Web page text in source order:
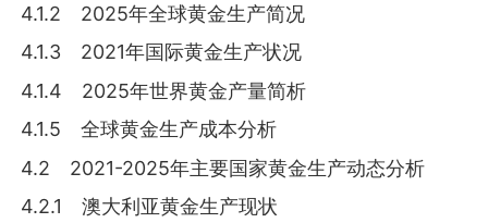
4.1.2 2025年全球黄金生产简况
4.1.3 2021年国际黄金生产状况
4.1.4 2025年世界黄金产量简析
4.1.5 全球黄金生产成本分析
4.2 2021-2025年主要国家黄金生产动态分析
4.2.1 澳大利亚黄金生产现状